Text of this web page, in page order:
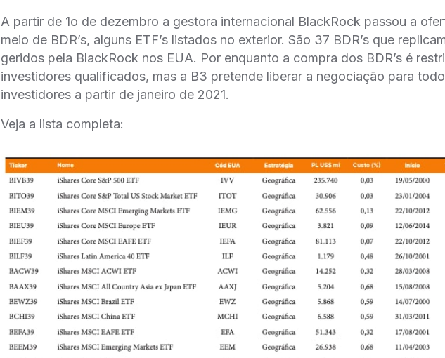
A partir de 1o de dezembro a gestora internacional BlackRock passou a
meio de BDR’s, alguns ETF’s listados no exterior. São 37 BDR’s que
geridos pela BlackRock nos EUA. Por enquanto a compra dos BDR’s é
investidores qualificados, mas a B3 pretende liberar a negociação para
investidores a partir de janeiro de 2021.
Veja a lista completa: